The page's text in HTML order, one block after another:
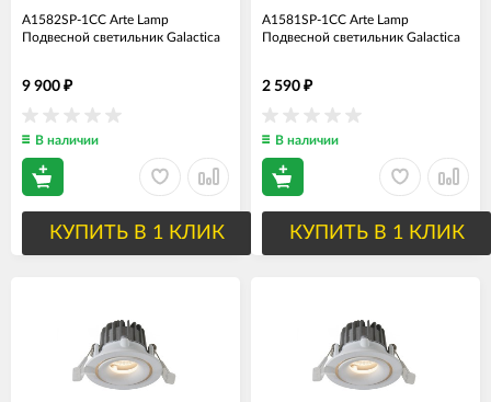
A1582SP-1CC Arte Lamp
Подвесной светильник Galactica
9 900 ₽
В наличии
КУПИТЬ В 1 КЛИК
A1581SP-1CC Arte Lamp
Подвесной светильник Galactica
2 590 ₽
В наличии
КУПИТЬ В 1 КЛИК